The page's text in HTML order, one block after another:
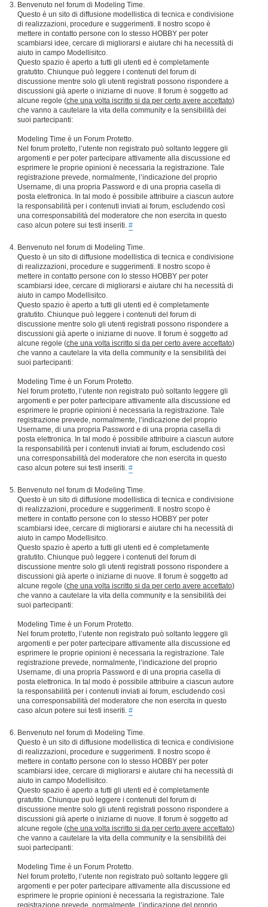
Benvenuto nel forum di Modeling Time.
Questo è un sito di diffusione modellistica di tecnica e condivisione
di realizzazioni, procedure e suggerimenti. Il nostro scopo è
mettere in contatto persone con lo stesso HOBBY per poter
scambiarsi idee, cercare di migliorarsi e aiutare chi ha necessità di
aiuto in campo Modellisitco.
Questo spazio è aperto a tutti gli utenti ed è completamente
gratutito. Chiunque può leggere i contenuti del forum di
discussione mentre solo gli utenti registrati possono rispondere a
discussioni già aperte o iniziarne di nuove. Il forum è soggetto ad
alcune regole (che una volta iscritto si da per certo avere accettato)
che vanno a cautelare la vita della community e la sensibilità dei
suoi partecipanti:
Modeling Time è un Forum Protetto.
Nel forum protetto, l’utente non registrato può soltanto leggere gli
argomenti e per poter partecipare attivamente alla discussione ed
esprimere le proprie opinioni è necessaria la registrazione. Tale
registrazione prevede, normalmente, l’indicazione del proprio
Username, di una propria Password e di una propria casella di
posta elettronica. In tal modo è possibile attribuire a ciascun autore
la responsabilità per i contenuti inviati ai forum, escludendo così
una corresponsabilità del moderatore che non esercita in questo
caso alcun potere sui testi inseriti. #
Benvenuto nel forum di Modeling Time.
Questo è un sito di diffusione modellistica di tecnica e condivisione
di realizzazioni, procedure e suggerimenti. Il nostro scopo è
mettere in contatto persone con lo stesso HOBBY per poter
scambiarsi idee, cercare di migliorarsi e aiutare chi ha necessità di
aiuto in campo Modellisitco.
Questo spazio è aperto a tutti gli utenti ed è completamente
gratutito. Chiunque può leggere i contenuti del forum di
discussione mentre solo gli utenti registrati possono rispondere a
discussioni già aperte o iniziarne di nuove. Il forum è soggetto ad
alcune regole (che una volta iscritto si da per certo avere accettato)
che vanno a cautelare la vita della community e la sensibilità dei
suoi partecipanti:
Modeling Time è un Forum Protetto.
Nel forum protetto, l’utente non registrato può soltanto leggere gli
argomenti e per poter partecipare attivamente alla discussione ed
esprimere le proprie opinioni è necessaria la registrazione. Tale
registrazione prevede, normalmente, l’indicazione del proprio
Username, di una propria Password e di una propria casella di
posta elettronica. In tal modo è possibile attribuire a ciascun autore
la responsabilità per i contenuti inviati ai forum, escludendo così
una corresponsabilità del moderatore che non esercita in questo
caso alcun potere sui testi inseriti. #
Benvenuto nel forum di Modeling Time.
Questo è un sito di diffusione modellistica di tecnica e condivisione
di realizzazioni, procedure e suggerimenti. Il nostro scopo è
mettere in contatto persone con lo stesso HOBBY per poter
scambiarsi idee, cercare di migliorarsi e aiutare chi ha necessità di
aiuto in campo Modellisitco.
Questo spazio è aperto a tutti gli utenti ed è completamente
gratutito. Chiunque può leggere i contenuti del forum di
discussione mentre solo gli utenti registrati possono rispondere a
discussioni già aperte o iniziarne di nuove. Il forum è soggetto ad
alcune regole (che una volta iscritto si da per certo avere accettato)
che vanno a cautelare la vita della community e la sensibilità dei
suoi partecipanti:
Modeling Time è un Forum Protetto.
Nel forum protetto, l’utente non registrato può soltanto leggere gli
argomenti e per poter partecipare attivamente alla discussione ed
esprimere le proprie opinioni è necessaria la registrazione. Tale
registrazione prevede, normalmente, l’indicazione del proprio
Username, di una propria Password e di una propria casella di
posta elettronica. In tal modo è possibile attribuire a ciascun autore
la responsabilità per i contenuti inviati ai forum, escludendo così
una corresponsabilità del moderatore che non esercita in questo
caso alcun potere sui testi inseriti. #
Benvenuto nel forum di Modeling Time.
Questo è un sito di diffusione modellistica di tecnica e condivisione
di realizzazioni, procedure e suggerimenti. Il nostro scopo è
mettere in contatto persone con lo stesso HOBBY per poter
scambiarsi idee, cercare di migliorarsi e aiutare chi ha necessità di
aiuto in campo Modellisitco.
Questo spazio è aperto a tutti gli utenti ed è completamente
gratutito. Chiunque può leggere i contenuti del forum di
discussione mentre solo gli utenti registrati possono rispondere a
discussioni già aperte o iniziarne di nuove. Il forum è soggetto ad
alcune regole (che una volta iscritto si da per certo avere accettato)
che vanno a cautelare la vita della community e la sensibilità dei
suoi partecipanti:
Modeling Time è un Forum Protetto.
Nel forum protetto, l’utente non registrato può soltanto leggere gli
argomenti e per poter partecipare attivamente alla discussione ed
esprimere le proprie opinioni è necessaria la registrazione. Tale
registrazione prevede, normalmente, l’indicazione del proprio